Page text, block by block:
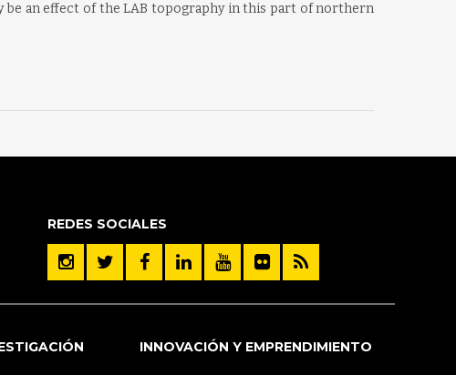
an effect of the LAB topography in this part of northern
REDES SOCIALES
INNOVACIÓN Y EMPRENDIMIENTO